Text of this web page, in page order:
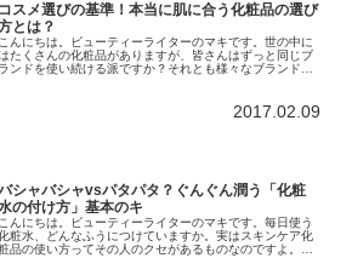
コスメ選びの基準！本当に肌に合う化粧品の選び
とは？
こんにちは。ビューティーライターのマキです。世の中に
たくさんの化粧品がありますが、皆さんはずっと同じブ
ランドを使い続ける派ですか？それとも様々なブランドを
2017.02.09
シャバシャvsパタパタ？ぐんぐん潤う「化粧
の付け方」基本のキ
こんにちは。ビューティーライターのマキです。毎日使う
粧水、どんなふうにつけていますか。実はスキンケア化
品の使い方ってその人のクセがあるものなのですよ。中